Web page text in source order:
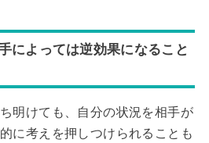
によっては逆効果になること
明けても、自分の状況を相手が
に考えを押しつけられることも